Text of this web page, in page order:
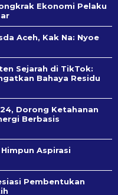
Ekonomi Pelaku
Aceh, Kak Na: Nyoe
Sejarah di TikTok:
Bahaya Residu
Dorong Ketahanan
Berbasis
Aspirasi
Pembentukan